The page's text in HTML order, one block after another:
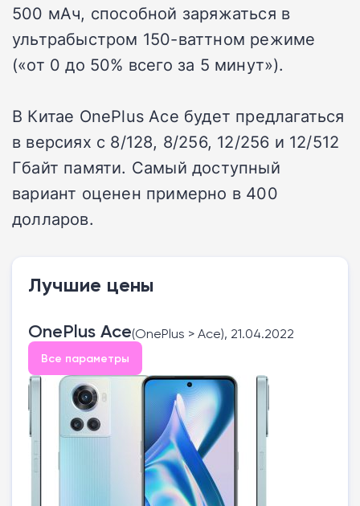
500 мАч, способной заряжаться в
ультрабыстром 150-ваттном режиме
(«от 0 до 50% всего за 5 минут»).
В Китае OnePlus Ace будет предлагаться
в версиях с 8/128, 8/256, 12/256 и 12/512
Гбайт памяти. Самый доступный
вариант оценен примерно в 400
долларов.
Лучшие цены
OnePlus Ace(OnePlus > Ace), 21.04.2022
Все параметры